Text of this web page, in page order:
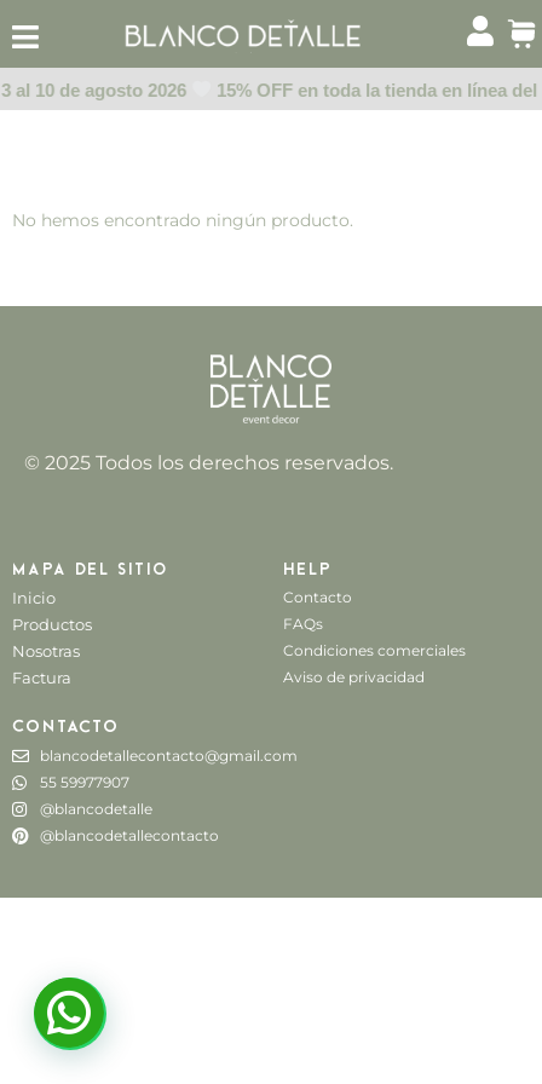
al
contenido
al 10 de agosto 2026 15% OFF en toda la tienda en línea
No hemos encontrado ningún producto.
© 2025 Todos los derechos reservados.
Mapa del sitio
Inicio
Productos
Nosotras
Factura
Help
Contacto
FAQs
Condiciones comerciales
Aviso de privacidad
Contacto
blancodetallecontacto@gmail.com
55 59977907
@blancodetalle
@blancodetallecontacto